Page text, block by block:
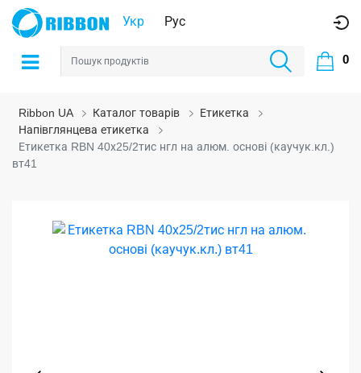
Укр Рус
0
Ribbon UA Каталог товарів
Етикетка
Напівглянцева етикетка
Етикетка RBN 40х25/2тис нгл на алюм. основі (каучук.кл.)
вт41